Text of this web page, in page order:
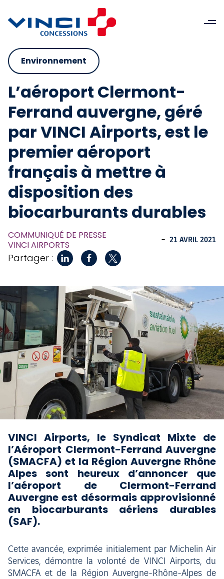
Environnement
L’aéroport Clermont-
Ferrand auvergne, géré
par VINCI Airports, est le
premier aéroport
français à mettre à
disposition des
biocarburants durables
COMMUNIQUÉ DE PRESSE
VINCI AIRPORTS
- 21 AVRIL 2021
Partager :
VINCI Airports, le Syndicat Mixte de
l’Aéroport Clermont-Ferrand Auvergne
(SMACFA) et la Région Auvergne Rhône
Alpes sont heureux d’annoncer que
l’aéroport de Clermont-Ferrand
Auvergne est désormais approvisionné
en biocarburants aériens durables
(SAF).
Cette avancée, exprimée initialement par Michelin Air
Services, démontre la volonté de VINCI Airports, du
SMACFA et de la Région Auvergne-Rhône-Alpes de